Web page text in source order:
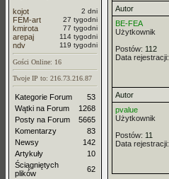
kojot 2 dni
FEM-art 27 tygodni
kmirota 77 tygodni
arepaj 114 tygodni
ndv 119 tygodni
Gości Online: 16
Twoje IP to: 216.73.216.87
Kategorie Forum
53
Wątki na Forum
1268
Posty na Forum
5665
Komentarzy
83
Newsy
142
Artykuły
10
Ściągniętych
plików
62
Autor
BE-FEA
Użytkownik
Postów: 112
Data rejestracji:
Autor
pvalue
Użytkownik
Postów: 11
Data rejestracji: